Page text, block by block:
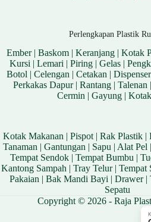
Perlengkapan Plastik
Ember|Baskom |Keranjang |Kotak
Kursi |Lemari |Piring |Gelas |
Botol |Celengan |Cetakan |
Perkakas Dapur| Rantang| Talenan|
Cermin| Gayung|
Kotak Makanan |Pispot|Rak Plastik |
Tanaman| Gantungan| Sapu| Alat Pel|
Tempat Sendok| Tempat Bumbu|
Kantong Sampah |Tray Telur|Tempat
Pakaian| Bak Mandi Bayi| Drawer|
Sepatu
Copyright © 2026 - Raja